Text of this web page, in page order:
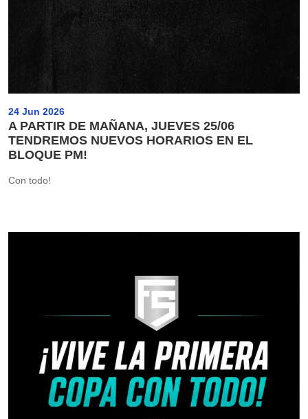
24 Jun 2026
A PARTIR DE MAÑANA, JUEVES 25/06
TENDREMOS NUEVOS HORARIOS EN EL
BLOQUE PM!
Con todo!